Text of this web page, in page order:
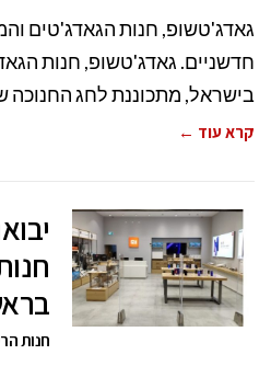
גאדג'טשופ, חנות הגאדג'טים
חדשניים. גאדג'טשופ, חנות
בישראל, מתכוננת לחג החנוכה
קרא עוד ←
חנות